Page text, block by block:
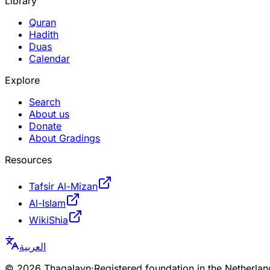
Quran
Hadith
Duas
Calendar
Explore
Search
About us
Donate
About Gradings
Resources
Tafsir Al-Mizan
Al-Islam
WikiShia
العربية